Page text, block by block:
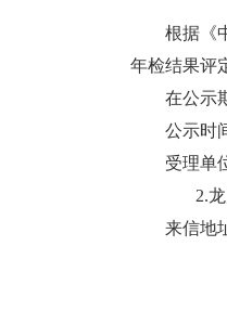
根据《中
年检结果评
在公示期
公示时间
受理单位
2.龙川县
来信地址